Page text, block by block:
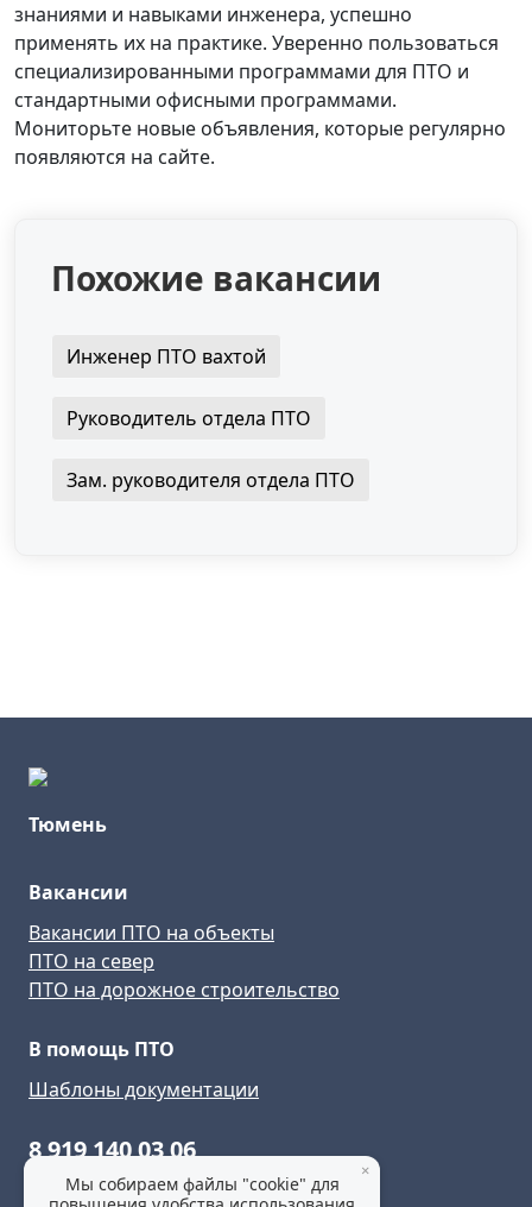
знаниями и навыками инженера, успешно
применять их на практике. Уверенно пользоваться
специализированными программами для ПТО и
стандартными офисными программами.
Мониторьте новые объявления, которые регулярно
появляются на сайте.
Похожие вакансии
Инженер ПТО вахтой
Руководитель отдела ПТО
Зам. руководителя отдела ПТО
Тюмень
Вакансии
Вакансии ПТО на объекты
ПТО на север
ПТО на дорожное строительство
В помощь ПТО
Шаблоны документации
8 919 140 03 06
mail@pto-rabota.ru
×
Мы собираем файлы "cookie" для